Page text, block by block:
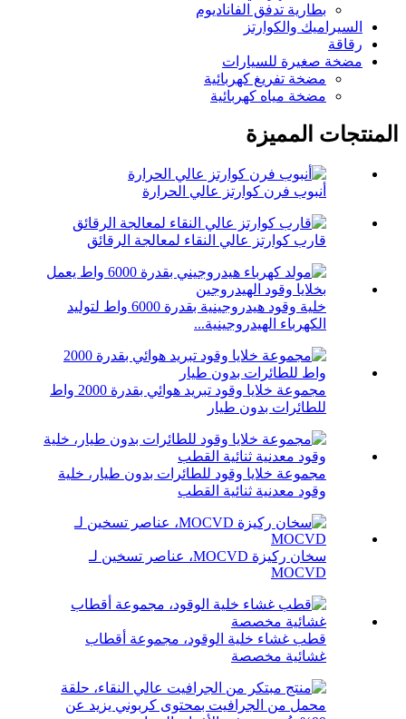
بطارية تدفق الفاناديوم
السيراميك والكوارتز
رقاقة
مضخة صغيرة للسيارات
مضخة تفريغ كهربائية
مضخة مياه كهربائية
المنتجات المميزة
أنبوب فرن كوارتز عالي الحرارة
قارب كوارتز عالي النقاء لمعالجة الرقائق
خلية وقود هيدروجينية بقدرة 6000 واط لتوليد
الكهرباء الهيدروجينية...
مجموعة خلايا وقود تبريد هوائي بقدرة 2000 واط
للطائرات بدون طيار
مجموعة خلايا وقود للطائرات بدون طيار، خلية
وقود معدنية ثنائية القطب
سخان ركيزة MOCVD، عناصر تسخين لـ
MOCVD
قطب غشاء خلية الوقود، مجموعة أقطاب
غشائية مخصصة